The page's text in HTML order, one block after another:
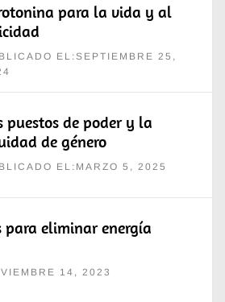
para la vida y al
EL:SEPTIEMBRE 25,
puestos de poder y la
de género
EL:MARZO 5, 2025
para eliminar energía
14, 2023